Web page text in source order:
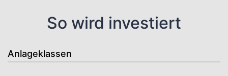
So wird investiert
Anlageklassen